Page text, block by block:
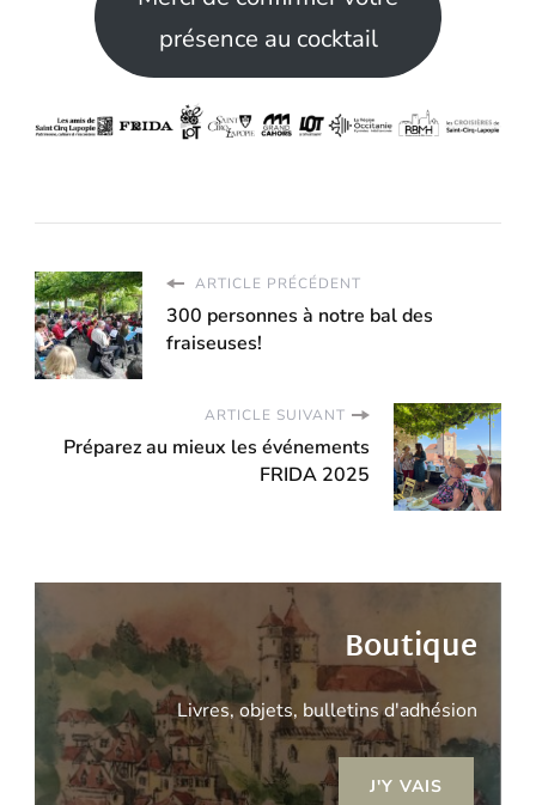
présence au cocktail
ARTICLE PRÉCÉDENT
300 personnes à notre bal des
fraiseuses!
ARTICLE SUIVANT
Préparez au mieux les événements
FRIDA 2025
Boutique
Livres, objets, bulletins d'adhésion
J'Y VAIS